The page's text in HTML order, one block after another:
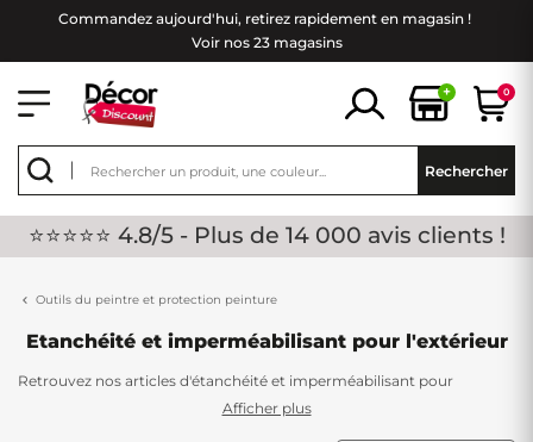
Commandez aujourd'hui, retirez rapidement en magasin !
Voir nos 23 magasins
+ 0
Rechercher
⭐⭐⭐⭐⭐ 4.8/5 - Plus de 14 000 avis clients !
Outils du peintre et protection peinture
Etanchéité et imperméabilisant pour l'extérieur
Retrouvez nos articles d'étanchéité et imperméabilisant pour
l'extérieur. Que ce soit pour votre toiture ou votre terrasse, nos
Afficher plus